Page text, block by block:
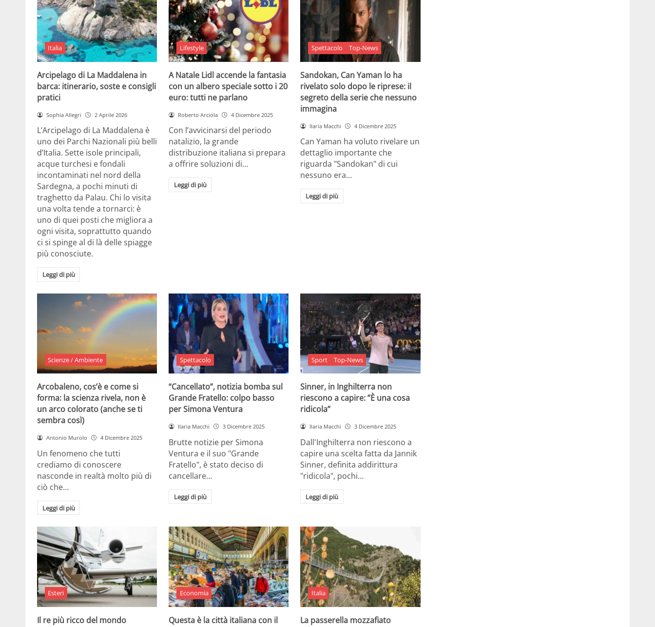
Italia
Arcipelago di La Maddalena in
barca: itinerario, soste e consigli
pratici
Sophia Allegri 2 Aprile 2026
L’Arcipelago di La Maddalena è
uno dei Parchi Nazionali più belli
d’Italia. Sette isole principali,
acque turchesi e fondali
incontaminati nel nord della
Sardegna, a pochi minuti di
traghetto da Palau. Chi lo visita
una volta tende a tornarci: è
uno di quei posti che migliora a
ogni visita, soprattutto quando
ci si spinge al di là delle spiagge
più conosciute.
Leggi di più
Lifestyle
A Natale Lidl accende la fantasia
con un albero speciale sotto i 20
euro: tutti ne parlano
Roberto Arciola 4 Dicembre 2025
Con l’avvicinarsi del periodo
natalizio, la grande
distribuzione italiana si prepara
a offrire soluzioni di…
Leggi di più
Spettacolo Top-News
Sandokan, Can Yaman lo ha
rivelato solo dopo le riprese: il
segreto della serie che nessuno
immagina
Ilaria Macchi 4 Dicembre 2025
Can Yaman ha voluto rivelare un
dettaglio importante che
riguarda "Sandokan" di cui
nessuno era…
Leggi di più
Scienze / Ambiente
Arcobaleno, cos’è e come si
forma: la scienza rivela, non è
un arco colorato (anche se ti
sembra così)
Antonio Murolo 4 Dicembre 2025
Un fenomeno che tutti
crediamo di conoscere
nasconde in realtà molto più di
ciò che…
Leggi di più
Spettacolo
“Cancellato”, notizia bomba sul
Grande Fratello: colpo basso
per Simona Ventura
Ilaria Macchi 3 Dicembre 2025
Brutte notizie per Simona
Ventura e il suo "Grande
Fratello", è stato deciso di
cancellare…
Leggi di più
Sport Top-News
Sinner, in Inghilterra non
riescono a capire: ”È una cosa
ridicola”
Ilaria Macchi 3 Dicembre 2025
Dall'Inghilterra non riescono a
capire una scelta fatta da Jannik
Sinner, definita addirittura
"ridicola", pochi…
Leggi di più
Esteri
Il re più ricco del mondo
Economia
Questa è la città italiana con il
Italia
La passerella mozzafiato